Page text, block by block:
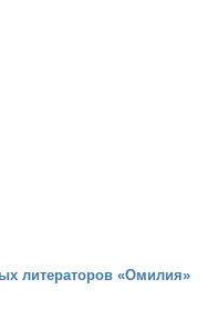
литераторов «Омилия»